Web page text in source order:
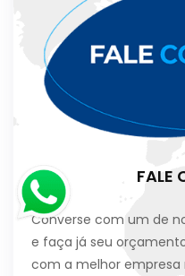
FALE
Converse com um de
e faça já seu
com a melhor empresa